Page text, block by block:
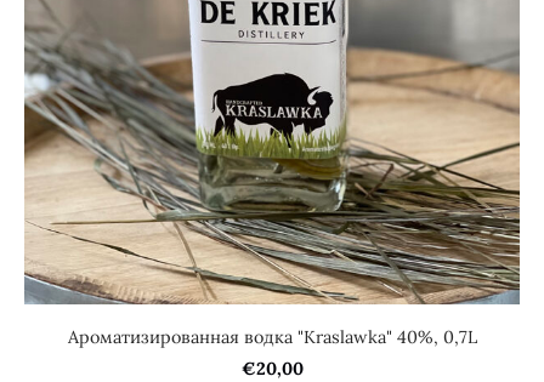
Aроматизированная водка "Kraslawka" 40%, 0,7L
€20,00